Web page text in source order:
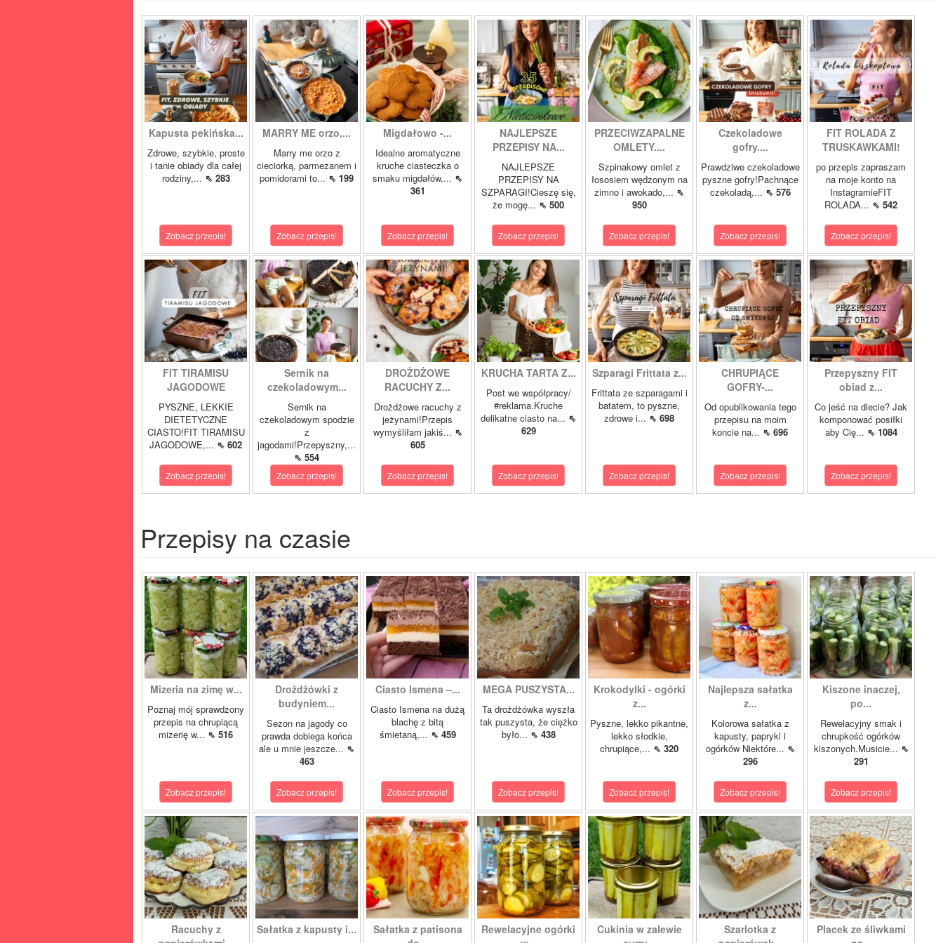
Kapusta pekińska...
Zdrowe, szybkie, proste
i tanie obiady dla całej
rodziny,... ⇖ 283
Zobacz przepis!
MARRY ME orzo,...
Marry me orzo z
cieciorką, parmezanem i
pomidorami to... ⇖ 199
Zobacz przepis!
Migdałowo -...
Idealne aromatyczne
kruche ciasteczka o
smaku migdałów,... ⇖
361
Zobacz przepis!
NAJLEPSZE
PRZEPISY NA...
NAJLEPSZE
PRZEPISY NA
SZPARAGI!Cieszę się,
że mogę... ⇖ 500
Zobacz przepis!
PRZECIWZAPALNE
OMLETY....
Szpinakowy omlet z
łososiem wędzonym na
zimno i awokado,... ⇖
950
Zobacz przepis!
Czekoladowe
gofry....
Prawdziwe czekoladowe
pyszne gofry!Pachnące
czekoladą,... ⇖ 576
Zobacz przepis!
FIT ROLADA Z
TRUSKAWKAMI!
po przepis zapraszam
na moje konto na
InstagramieFIT
ROLADA... ⇖ 542
Zobacz przepis!
FIT TIRAMISU
JAGODOWE
PYSZNE, LEKKIE
DIETETYCZNE
CIASTO!FIT TIRAMISU
JAGODOWE,... ⇖ 602
Zobacz przepis!
Sernik na
czekoladowym...
Sernik na
czekoladowym spodzie
z
jagodami!Przepyszny,...
⇖ 554
Zobacz przepis!
DROŻDŻOWE
RACUCHY Z...
Drożdżowe racuchy z
jeżynami!Przepis
wymyśliłam jakiś... ⇖
605
Zobacz przepis!
KRUCHA TARTA Z...
Post we współpracy/
#reklama.Kruche
delikatne ciasto na... ⇖
629
Zobacz przepis!
Szparagi Frittata z...
Frittata ze szparagami i
batatem, to pyszne,
zdrowe i... ⇖ 698
Zobacz przepis!
CHRUPIĄCE
GOFRY-...
Od opublikowania tego
przepisu na moim
koncie na... ⇖ 696
Zobacz przepis!
Przepyszny FIT
obiad z...
Co jeść na diecie? Jak
komponować posiłki
aby Cię... ⇖ 1084
Zobacz przepis!
Przepisy na czasie
Mizeria na zimę w...
Poznaj mój sprawdzony
przepis na chrupiącą
mizerię w... ⇖ 516
Zobacz przepis!
Drożdżówki z
budyniem...
Sezon na jagody co
prawda dobiega końca
ale u mnie jeszcze... ⇖
463
Zobacz przepis!
Ciasto Ismena –...
Ciasto Ismena na dużą
blachę z bitą
śmietaną,... ⇖ 459
Zobacz przepis!
MEGA PUSZYSTA...
Ta drożdżówka wyszła
tak puszysta, że ciężko
było... ⇖ 438
Zobacz przepis!
Krokodylki - ogórki
z...
Pyszne, lekko pikantne,
lekko słodkie,
chrupiące,... ⇖ 320
Zobacz przepis!
Najlepsza sałatka
z...
Kolorowa sałatka z
kapusty, papryki i
ogórków Niektóre... ⇖
296
Zobacz przepis!
Kiszone inaczej,
po...
Rewelacyjny smak i
chrupkość ogórków
kiszonych.Musicie... ⇖
291
Zobacz przepis!
Racuchy z
Sałatka z kapusty i...
Sałatka z patisona
Rewelacyjne ogórki
Cukinia w zalewie
Szarlotka z
Placek ze śliwkami